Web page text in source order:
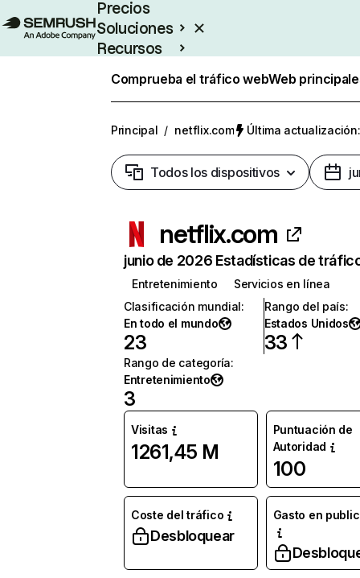
Precios
Soluciones
Recursos
Comprueba el tráfico webWeb
Principal / netflix.com Última
Todos los dispositivos
netflix.com
junio de 2026 Estadísticas de
Entretenimiento
Servicios en línea
Clasificación mundial:
En todo el mundo
23
Rango del país:
Estados Unidos
33
Rango de categoría:
Entretenimiento
3
Visitas
1261,45 M
Puntuación de
Autoridad
100
Coste del tráfico
Desbloquear
Gasto en